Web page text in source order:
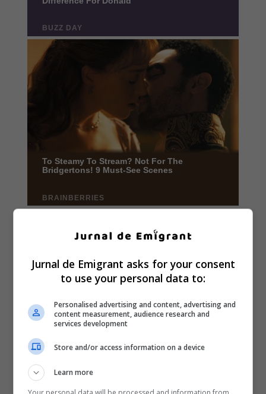
Jurnal de Emigrant asks for your consent
to use your personal data to:
Personalised advertising and content, advertising and
content measurement, audience research and
services development
Store and/or access information on a device
Learn more